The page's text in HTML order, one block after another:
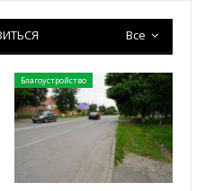
Все
Благоустройство